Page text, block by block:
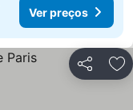
Ver preços
Partilhar